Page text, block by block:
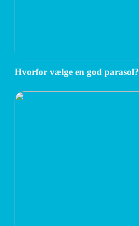
Hvorfor vælge en god parasol?